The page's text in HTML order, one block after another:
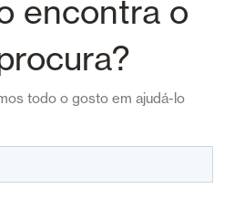
encontra o
todo o gosto em ajudá-lo